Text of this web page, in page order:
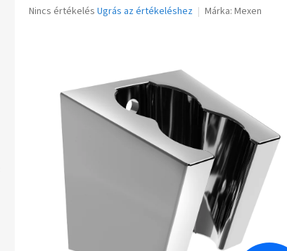
A
Nincs értékelés Ugrás az értékeléshez Márka: Mexen